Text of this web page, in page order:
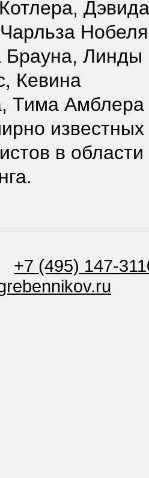
Дэвида
Брауна, Линды
Кевина
Тима Амблера
известных
в области
+7 (495) 147-